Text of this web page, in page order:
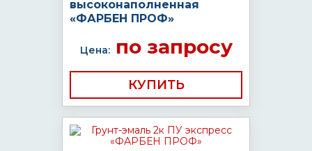
высоконаполненная
«ФАРБЕН ПРОФ»
Цена:по запросу
КУПИТЬ